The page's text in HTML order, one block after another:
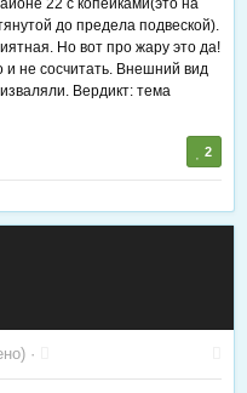
22 с копейками(это на
до предела подвеской).
Но вот про жару это да!
не сосчитать. Внешний вид
Вердикт: тема
2
·